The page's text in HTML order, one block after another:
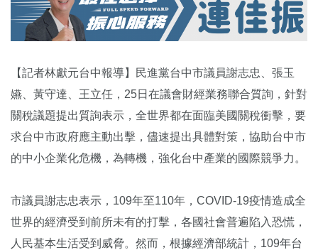
【記者林獻元台中報導】民進黨台中市議員謝志忠、張玉
嬿、黃守達、王立任，25日在議會財經業務聯合質詢，針對
關稅議題提出質詢表示，全世界都在面臨美國關稅衝擊，要
求台中市政府應主動出擊，儘速提出具體對策，協助台中市
的中小企業化危機，為轉機，強化台中產業的國際競爭力。
市議員謝志忠表示，109年至110年，COVID-19疫情造成全
世界的經濟受到前所未有的打擊，各國社會普遍陷入恐慌，
人民基本生活受到威脅。然而，根據經濟部統計，109年台